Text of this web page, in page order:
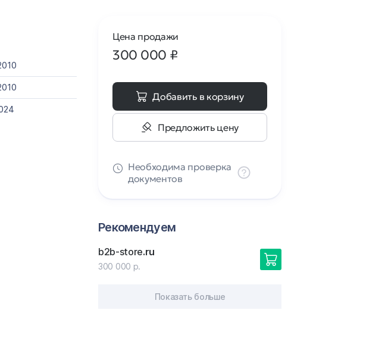
Цена продажи
300 000 ₽
Добавить в корзину
Предложить цену
Необходима проверка
документов
Рекомендуем
b2b-store.ru
300 000 р.
Показать больше